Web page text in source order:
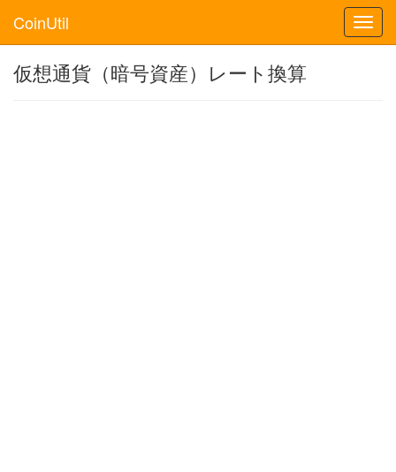
CoinUtil
仮想通貨（暗号資産）レート換算